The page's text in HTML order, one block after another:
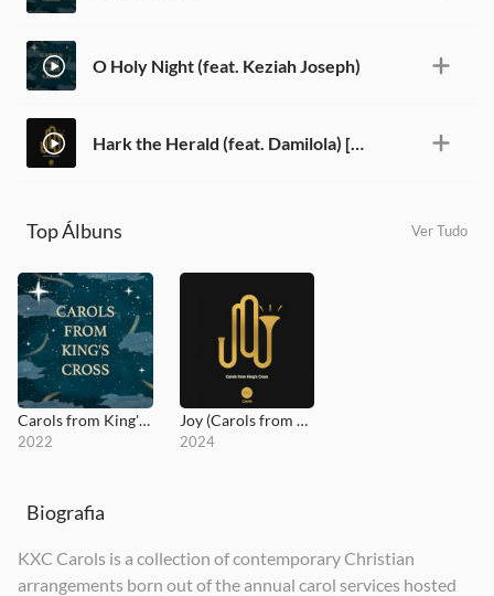
O Holy Night (feat. Keziah Joseph)
Top Álbuns Ver Tudo
Carols from King's Cross
2022
Joy (Carols from King's Cross)
2024
Biografia
KXC Carols is a collection of contemporary Christian
arrangements born out of the annual carol services hosted